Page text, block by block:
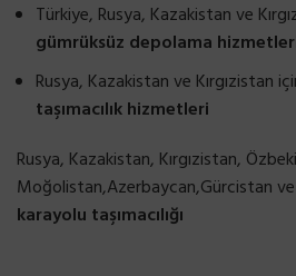
Türkiye, Rusya, Kazakistan ve
gümrüksüz depolama
Rusya, Kazakistan ve Kırgızistan
taşımacılık hizmetleri
Rusya, Kazakistan, Kırgızistan,
Moğolistan,Azerbaycan,Gürcistan ve
karayolu taşımacılığı